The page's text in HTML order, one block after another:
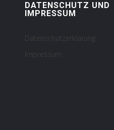
DATENSCHUTZ UND
IMPRESSUM
Datenschutzerklärung
Impressum